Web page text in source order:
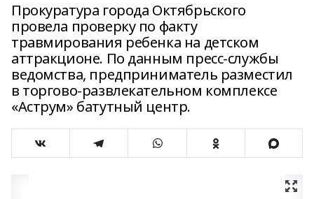
Прокуратура города Октябрьского
провела проверку по факту
травмирования ребенка на детском
аттракционе. По данным пресс-службы
ведомства, предприниматель разместил
в торгово-развлекательном комплексе
«Аструм» батутный центр.